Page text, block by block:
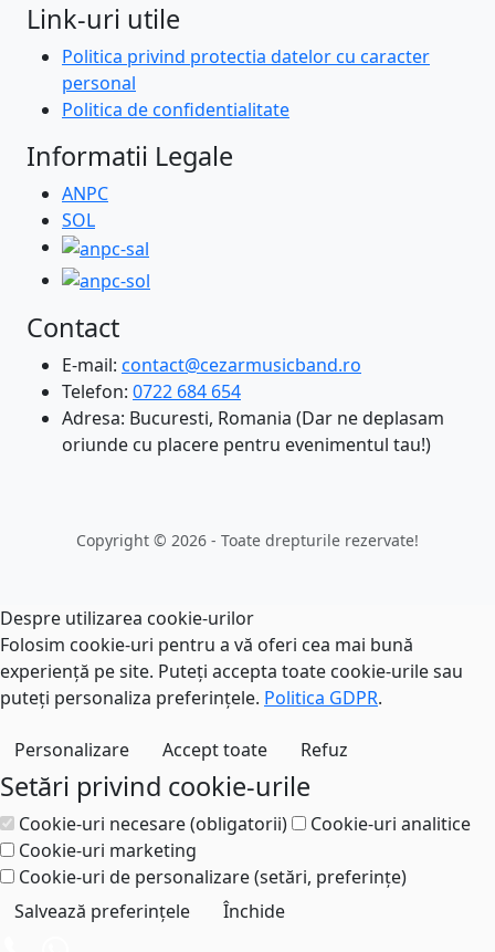
Link-uri utile
Politica privind protectia datelor cu caracter
personal
Politica de confidentialitate
Informatii Legale
ANPC
SOL
Contact
E-mail: contact@cezarmusicband.ro
Telefon: 0722 684 654
Adresa: Bucuresti, Romania (Dar ne deplasam
oriunde cu placere pentru evenimentul tau!)
Copyright © 2026 - Toate drepturile rezervate!
Despre utilizarea cookie-urilor
Folosim cookie-uri pentru a vă oferi cea mai bună
experiență pe site. Puteți accepta toate cookie-urile sau
puteți personaliza preferințele. Politica GDPR.
Personalizare Accept toate Refuz
Setări privind cookie-urile
Cookie-uri necesare (obligatorii)
Cookie-uri analitice
Cookie-uri marketing
Cookie-uri de personalizare (setări, preferințe)
Salvează preferințele
Închide